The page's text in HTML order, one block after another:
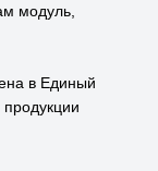
модуль,
в Единый